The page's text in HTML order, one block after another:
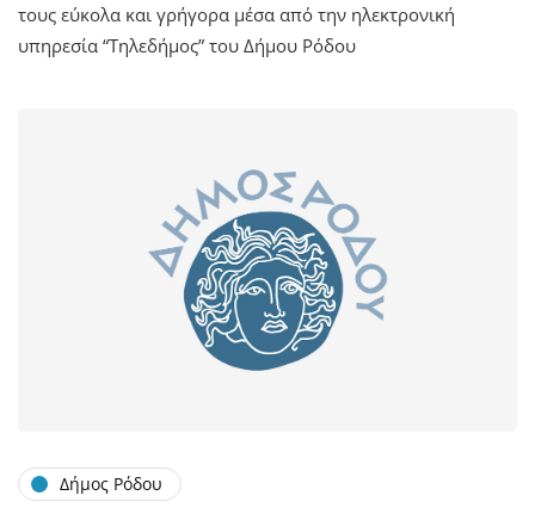
τους εύκολα και γρήγορα μέσα από την ηλεκτρονική
υπηρεσία “Τηλεδήμος” του Δήμου Ρόδου
Δήμος Ρόδου